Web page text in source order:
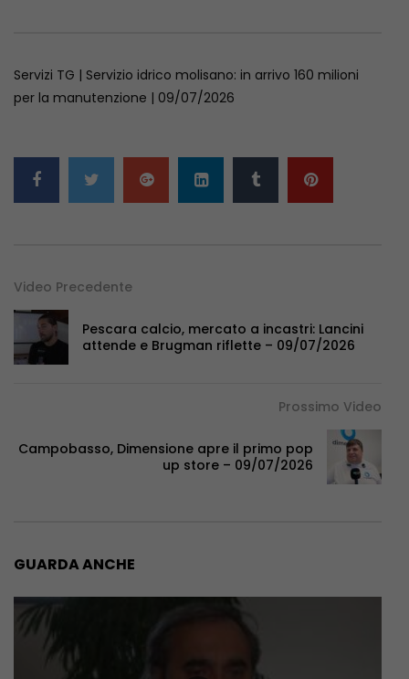
Servizi TG | Servizio idrico molisano: in arrivo 160 milioni
per la manutenzione | 09/07/2026
Video Precedente
Pescara calcio, mercato a incastri: Lancini
attende e Brugman riflette – 09/07/2026
Prossimo Video
Campobasso, Dimensione apre il primo pop
up store – 09/07/2026
GUARDA ANCHE